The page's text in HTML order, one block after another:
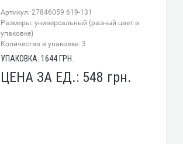
Артикул: 27846059 619-131
Размеры: универсальный (разный цвет в
упаковке)
Количество в упаковке: 3
УПАКОВКА:1644 ГРН.
ЦЕНА ЗА ЕД.: 548 грн.